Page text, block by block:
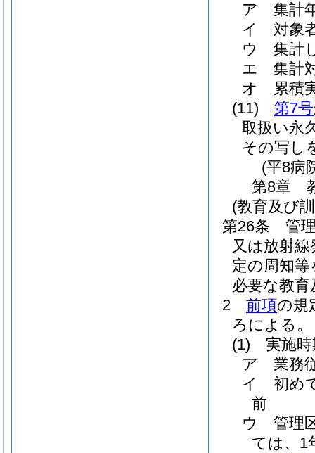
ア
集計
イ
対象
ウ
集計
エ
集計
オ
累積
(11)
第7号
取扱い永
その写し
(平8病
第8章
(教育及び
第26条
管
又は放射
定の周知
必要な教
2
前項の規
ろによる。
(1)
実施
ア
業務
イ
初め
前
ウ
管理
ては、1